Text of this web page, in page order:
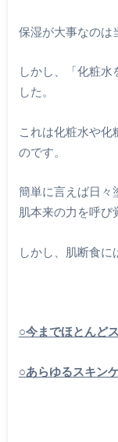
保湿が大事なのは
しかし、「化粧水
した。
これは化粧水や化
のです。
簡単に言えば日々
肌本来の力を呼び
しかし、肌断食に
○今までほとんど
○あらゆるスキン